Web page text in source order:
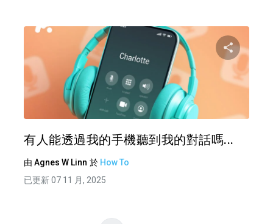
分
有人能透過我的手機聽到我的對話嗎...
由 Agnes W Linn 於 How To
已更新 07 11 月, 2025